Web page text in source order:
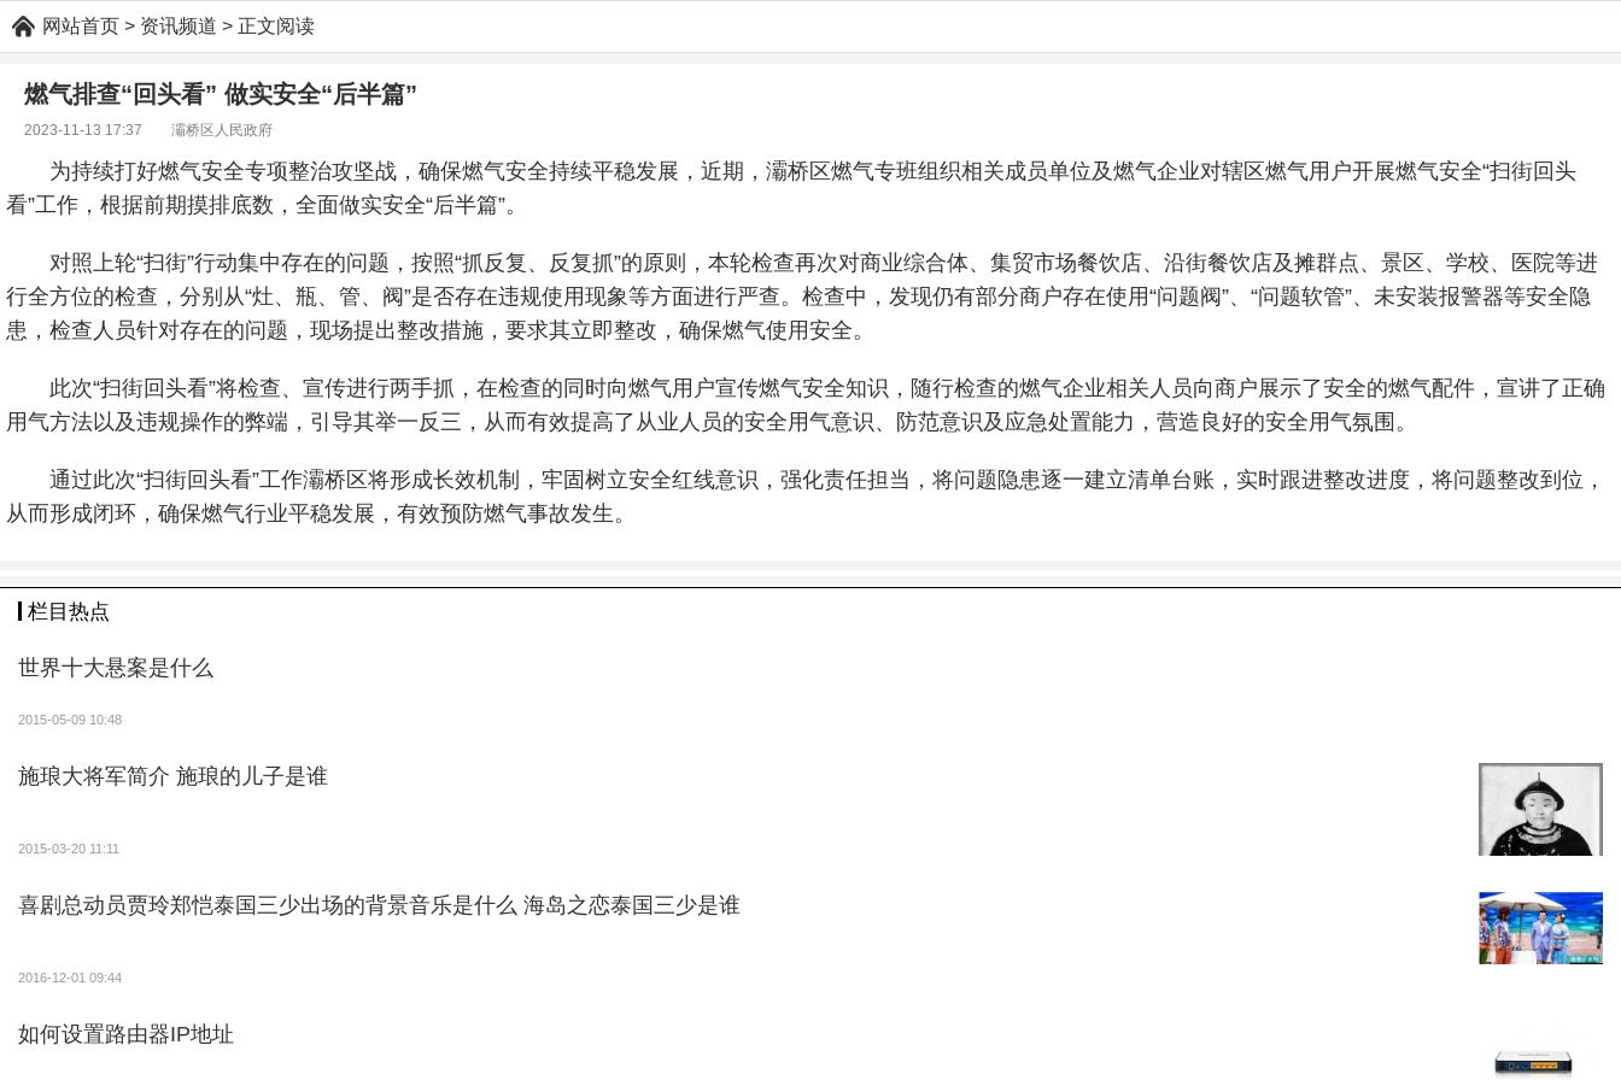
网站首页 > 资讯频道 > 正文阅读
燃气排查“回头看” 做实安全“后半篇”
2023-11-13 17:37 灞桥区人民政府
为持续打好燃气安全专项整治攻坚战，确保燃气安全持续平稳发展，近期，灞桥区燃气专班组织相关成员单位及燃气企业对辖区燃气用户开展燃气安全“扫街回头
看”工作，根据前期摸排底数，全面做实安全“后半篇”。
对照上轮“扫街”行动集中存在的问题，按照“抓反复、反复抓”的原则，本轮检查再次对商业综合体、集贸市场餐饮店、沿街餐饮店及摊群点、景区、学校、医院等进
行全方位的检查，分别从“灶、瓶、管、阀”是否存在违规使用现象等方面进行严查。检查中，发现仍有部分商户存在使用“问题阀”、“问题软管”、未安装报警器等安全隐
患，检查人员针对存在的问题，现场提出整改措施，要求其立即整改，确保燃气使用安全。
此次“扫街回头看”将检查、宣传进行两手抓，在检查的同时向燃气用户宣传燃气安全知识，随行检查的燃气企业相关人员向商户展示了安全的燃气配件，宣讲了正确
用气方法以及违规操作的弊端，引导其举一反三，从而有效提高了从业人员的安全用气意识、防范意识及应急处置能力，营造良好的安全用气氛围。
通过此次“扫街回头看”工作灞桥区将形成长效机制，牢固树立安全红线意识，强化责任担当，将问题隐患逐一建立清单台账，实时跟进整改进度，将问题整改到位，
从而形成闭环，确保燃气行业平稳发展，有效预防燃气事故发生。
栏目热点
世界十大悬案是什么
2015-05-09 10:48
施琅大将军简介 施琅的儿子是谁
2015-03-20 11:11
喜剧总动员贾玲郑恺泰国三少出场的背景音乐是什么 海岛之恋泰国三少是谁
2016-12-01 09:44
如何设置路由器IP地址